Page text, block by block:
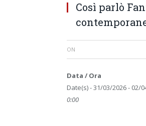
Così parlò
ON
Data / Ora
Date(s) - 31/03/2026 - 02/
0:00